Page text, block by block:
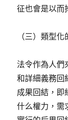
征也會是以而
（三）類型
法令作為人們
和詳細義務回
成果回結，即
什么權力，需